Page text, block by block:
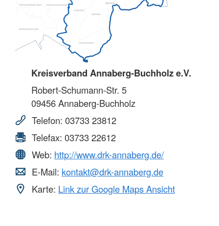
Kreisverband Annaberg-Buchholz e.V.
Robert-Schumann-Str. 5
09456Annaberg-Buchholz
Telefon: 03733 23812
Telefax: 03733 22612
Web: http://www.drk-annaberg.de/
E-Mail: kontakt@drk-annaberg.de
Karte: Link zur Google Maps Ansicht